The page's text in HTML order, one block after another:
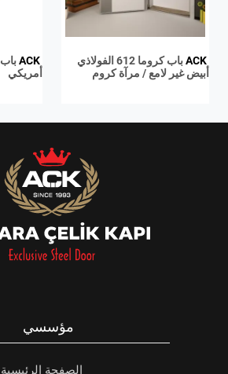
ACK
باب كروما 612 الفولاذي
أبيض غير لامع / مرآة كروم
ACK
أمريكي
مؤسسي
الصفحة الرئيسية